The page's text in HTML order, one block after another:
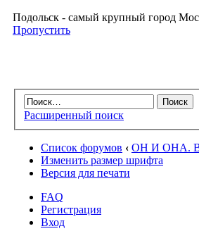
Подольск - самый крупный город
Пропустить
Расширенный поиск
Список форумов ‹ ОН И ОНА.
Изменить размер шрифта
Версия для печати
FAQ
Регистрация
Вход